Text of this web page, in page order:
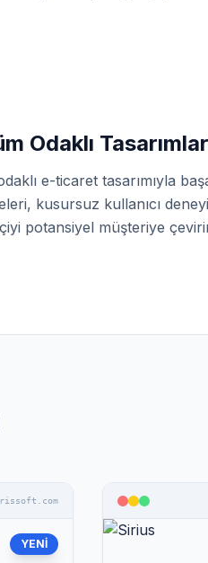
Odaklı Tasarımlar
e-ticaret tasarımıyla
kusursuz kullanıcı
potansiyel müşteriye
YENİ